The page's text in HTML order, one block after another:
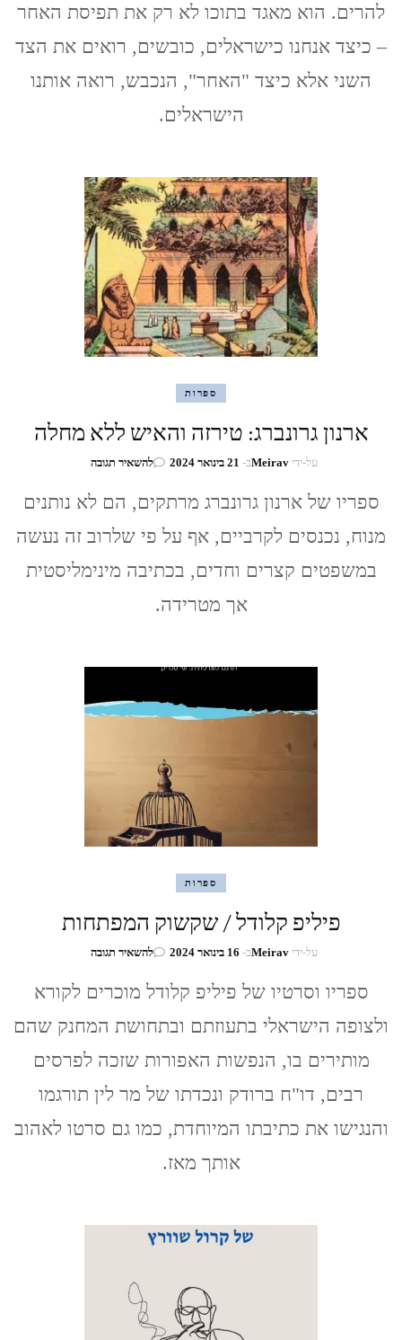
באמצע
–
הפליטים
להרים. הוא מאגד בתוכו לא רק את תפיסת האחר
– כיצד אנחנו כישראלים, כובשים, רואים את הצד
השני אלא כיצד "האחר", הנכבש, רואה אותנו
הישראלים.
ספרות
ארנון גרונברג: טירזה והאיש ללא מחלה
על-ידיMeiravב- 21 בינואר 2024 להשאיר תגובהבנושא
גרונברג:
והאיש
מחלה
ספריו של ארנון גרונברג מרתקים, הם לא נותנים
מנוח, נכנסים לקרביים, אף על פי שלרוב זה נעשה
במשפטים קצרים וחדים, בכתיבה מינימליסטית
אך מטרידה.
ספרות
פיליפ קלודל / שקשוק המפתחות
על-ידיMeiravב- 16 בינואר 2024 להשאיר תגובהבנושא
קלודל
שקשוק
ספריו וסרטיו של פיליפ קלודל מוכרים לקורא
ולצופה הישראלי בתעוזתם ובתחושת המחנק שהם
מותירים בו, הנפשות האפורות שזכה לפרסים
רבים, דו"ח ברודק ונכדתו של מר לין תורגמו
והנגישו את כתיבתו המיוחדת, כמו גם סרטו לאהוב
אותך מאז.